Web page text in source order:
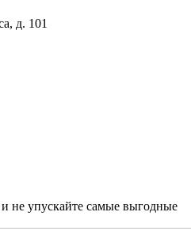
д. 101
не упускайте самые выгодные